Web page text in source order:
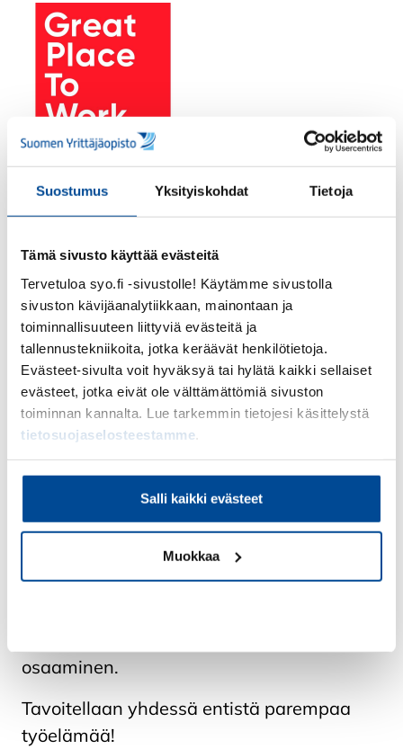
Suostumus Yksityiskohdat Tietoja
Tämä sivusto käyttää evästeitä
Tervetuloa syo.fi -sivustolle! Käytämme sivustolla
sivuston kävijäanalytiikkaan, mainontaan ja
toiminnallisuuteen liittyviä evästeitä ja
tallennustekniikoita, jotka keräävät henkilötietoja.
Evästeet-sivulta voit hyväksyä tai hylätä kaikki sellaiset
evästeet, jotka eivät ole välttämättömiä sivuston
toiminnan kannalta. Lue tarkemmin tietojesi käsittelystä
tietosuojaselosteestamme
Salli kaikki evästeet
Muokkaa
Panostamme osaamisen kehittämiseen ja
haluamme luoda henkilöstön oppimista
tukevaa kulttuuria yhdessä tekemällä ja
vertaistuella. Olemme ylpeitä työstämme,
työyhteisöstämme ja ainutlaatuisesta
yrkkärihengestämme.
ja uudistettuun strategiaamme nojaten.
Haluamme toimia suunnannäyttäjän
roolissa ja uudistamme
ennakkoluulottomasti suomalaista
aikuiskoulutusta. Tämän tavoitteen
osaaminen.
Tavoitellaan yhdessä entistä parempaa
työelämää!